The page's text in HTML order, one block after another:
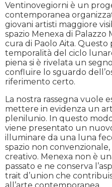
Ventinovegiorni è un
contemporanea
giovani artisti maggiore
spazio Menexa di Palazzo
cura di Paolo Aita.
temporalità del ciclo
piena si è rivelata un
confluire lo sguardo
riferimento certo.
La nostra rassegna vuole
mettere in evidenza un
plenilunio. In questo
viene presentato un
illuminare da una luna
spazio non
creativo. Menexa non è
passato e ne conserva
trait d’union che